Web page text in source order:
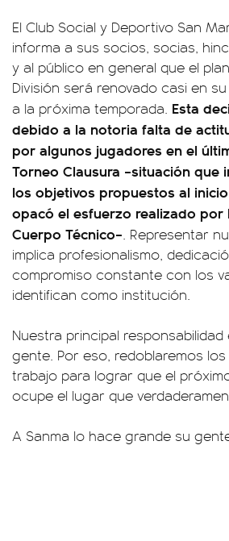
El Club Social y Deportivo San
informa a sus socios, socias,
y al público en general que el
División será renovado casi en
a la próxima temporada. Esta
debido a la notoria falta de
por algunos jugadores en el
Torneo Clausura –situación que
los objetivos propuestos al
opacó el esfuerzo realizado por
Cuerpo Técnico–. Representar
implica profesionalismo,
compromiso constante con los
identifican como institución.
Nuestra principal
gente. Por eso, redoblaremos
trabajo para lograr que el
ocupe el lugar que
A Sanma lo hace grande su